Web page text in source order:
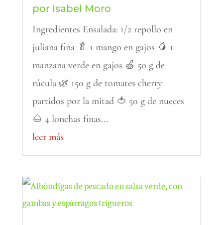
por Isabel Moro
Ingredientes Ensalada: 1/2 repollo en
juliana fina 🥬 1 mango en gajos 🥭 1
manzana verde en gajos 🍏 50 g de
rúcula 🌿 150 g de tomates cherry
partidos por la mitad 🍅 50 g de nueces
🌰 4 lonchas finas...
leer más